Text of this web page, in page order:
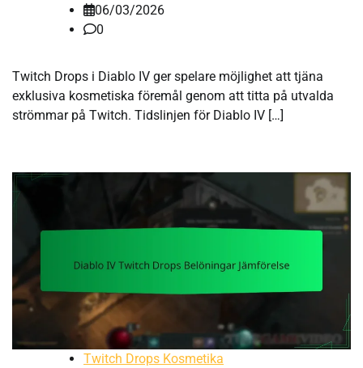
06/03/2026
0
Twitch Drops i Diablo IV ger spelare möjlighet att tjäna
exklusiva kosmetiska föremål genom att titta på utvalda
strömmar på Twitch. Tidslinjen för Diablo IV […]
Twitch Drops Kosmetika